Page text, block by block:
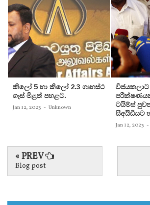
කිලෝ 5 හා කිලෝ 2.3 ගෘහස්ථ
ගෑස් මිළත් පහළට.
Jan 12, 2023 - Unknown
ටයිම්ස්‌
සීඅයිඩියට
Jan 12, 2023 -
« PREV
Blog post